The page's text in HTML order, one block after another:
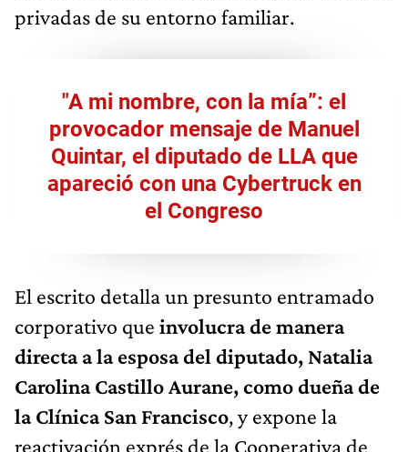
privadas de su entorno familiar.
"A mi nombre, con la mía”: el
provocador mensaje de Manuel
Quintar, el diputado de LLA que
apareció con una Cybertruck en
el Congreso
El escrito detalla un presunto entramado
corporativo que involucra de manera
directa a la esposa del diputado, Natalia
Carolina Castillo Aurane, como dueña de
la Clínica San Francisco, y expone la
reactivación exprés de la Cooperativa de